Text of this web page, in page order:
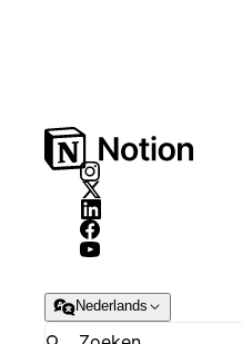
Nederlands